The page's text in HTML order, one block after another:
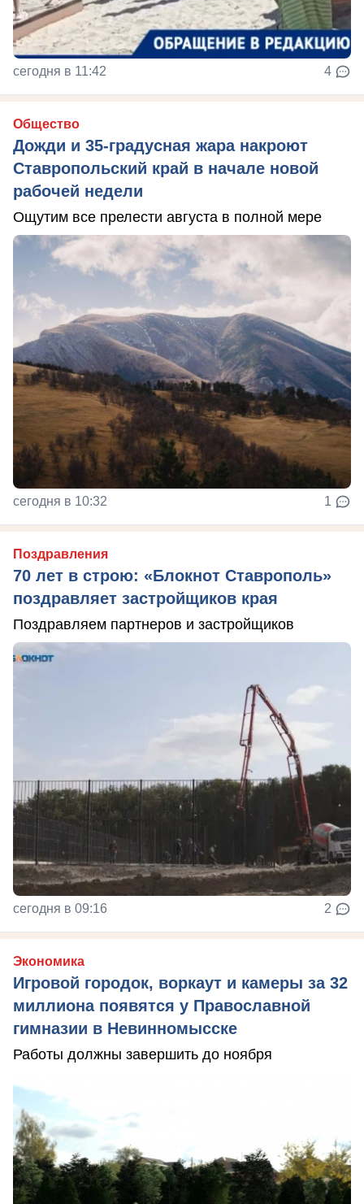
сегодня в 11:42 4
Общество
Дожди и 35-градусная жара накроют
Ставропольский край в начале новой
рабочей недели
Ощутим все прелести августа в полной мере
сегодня в 10:32 1
Поздравления
70 лет в строю: «Блокнот Ставрополь»
поздравляет застройщиков края
Поздравляем партнеров и застройщиков
сегодня в 09:16 2
Экономика
Игровой городок, воркаут и камеры за 32
миллиона появятся у Православной
гимназии в Невинномысске
Работы должны завершить до ноября